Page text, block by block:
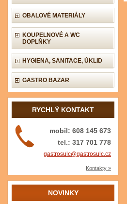
OBALOVÉ MATERIÁLY
KOUPELNOVÉ A WC
DOPLŇKY
HYGIENA, SANITACE, ÚKLID
GASTRO BAZAR
RYCHLÝ KONTAKT
mobil: 608 145 673
tel.: 317 701 778
gastrosulc@gastrosulc.cz
Kontakty »
NOVINKY